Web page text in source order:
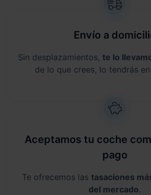
Envío a
Sin desplazamientos, te lo
de lo que crees, lo tendrás
Aceptamos tu coche
pago
Te ofrecemos las tasaciones
del mercado.